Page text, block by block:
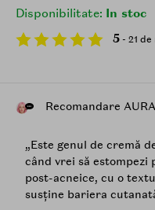
Disponibilitate: In stoc
5 - 21
Recomandare AURA
„Este genul de cremă
când vrei să estompezi
post-acneice, cu o
susține bariera